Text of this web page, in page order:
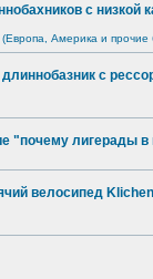
с низкой
Америка и прочие
с
"почему лигерады в
велосипед Klichen